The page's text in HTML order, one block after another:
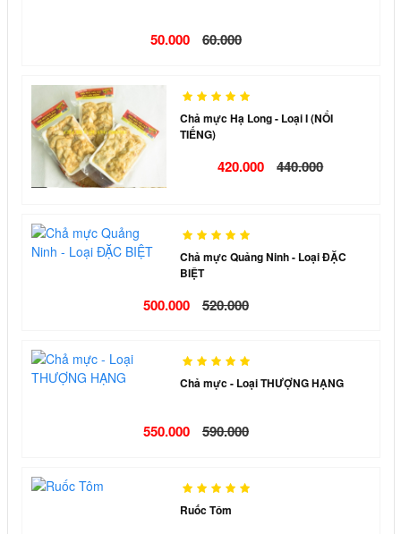
50.000 60.000
Chả mực Hạ Long - Loại I (NỔI
TIẾNG)
420.000 440.000
Chả mực Quảng Ninh - Loại ĐẶC
BIỆT
500.000 520.000
Chả mực - Loại THƯỢNG HẠNG
550.000 590.000
Ruốc Tôm